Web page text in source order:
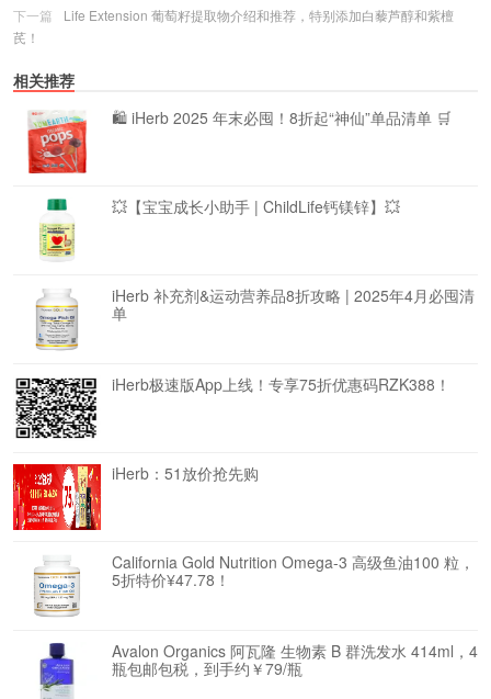
下一篇
Life Extension 葡萄籽提取物介绍和推荐，特别添加白藜芦醇和紫檀
芪！
相关推荐
🛍️ iHerb 2025 年末必囤！8折起“神仙”单品清单 🛒
💥【宝宝成长小助手 | ChildLife钙镁锌】💥
iHerb 补充剂&运动营养品8折攻略 | 2025年4月必囤清
单
iHerb极速版App上线！专享75折优惠码RZK388！
iHerb：51放价抢先购
California Gold Nutrition Omega-3 高级鱼油100 粒，
5折特价¥47.78！
Avalon Organics 阿瓦隆 生物素 B 群洗发水 414ml，4
瓶包邮包税，到手约￥79/瓶